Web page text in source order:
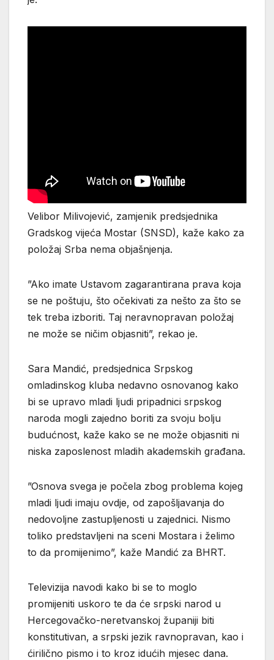
Velibor Milivojević, zamjenik predsjednika
Gradskog vijeća Mostar (SNSD), kaže kako za
položaj Srba nema objašnjenja.
”Ako imate Ustavom zagarantirana prava koja
se ne poštuju, što očekivati za nešto za što se
tek treba izboriti. Taj neravnopravan položaj
ne može se ničim objasniti”, rekao je.
Sara Mandić, predsjednica Srpskog
omladinskog kluba nedavno osnovanog kako
bi se upravo mladi ljudi pripadnici srpskog
naroda mogli zajedno boriti za svoju bolju
budućnost, kaže kako se ne može objasniti ni
niska zaposlenost mladih akademskih građana.
”Osnova svega je počela zbog problema kojeg
mladi ljudi imaju ovdje, od zapošljavanja do
nedovoljne zastupljenosti u zajednici. Nismo
toliko predstavljeni na sceni Mostara i želimo
to da promijenimo”, kaže Mandić za BHRT.
Televizija navodi kako bi se to moglo
promijeniti uskoro te da će srpski narod u
Hercegovačko-neretvanskoj županiji biti
konstitutivan, a srpski jezik ravnopravan, kao i
ćirilično pismo i to kroz idućih mjesec dana.